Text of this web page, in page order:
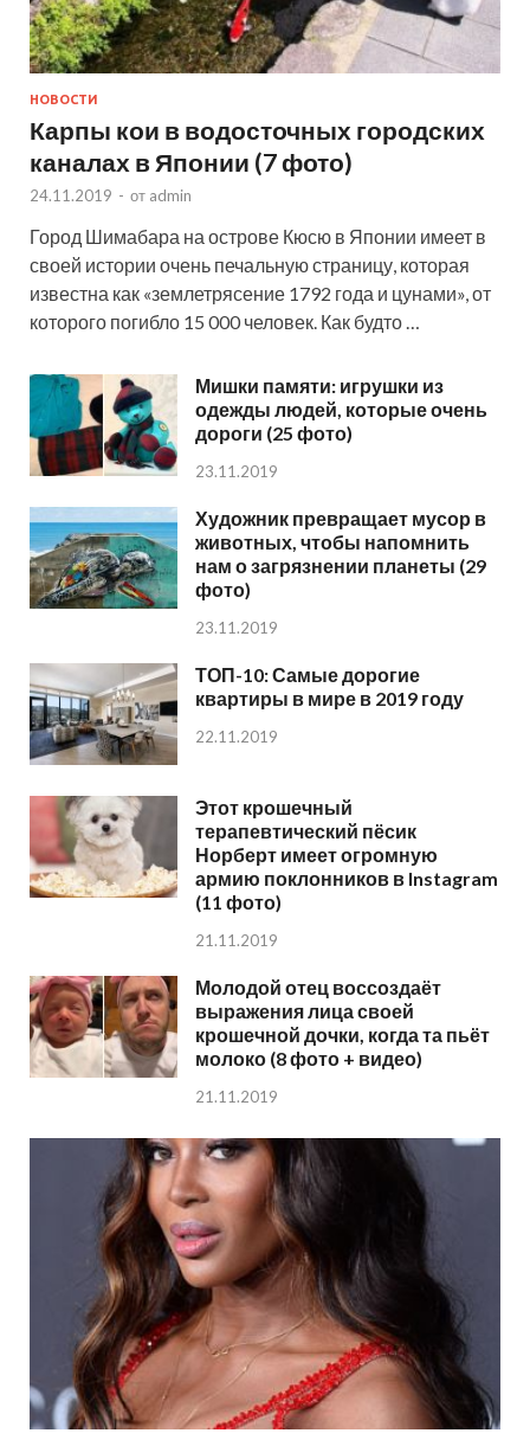
НОВОСТИ
Карпы кои в водосточных городских
каналах в Японии (7 фото)
24.11.2019 - от admin
Город Шимабара на острове Кюсю в Японии имеет в
своей истории очень печальную страницу, которая
известна как «землетрясение 1792 года и цунами», от
которого погибло 15 000 человек. Как будто …
Мишки памяти: игрушки из
одежды людей, которые очень
дороги (25 фото)
23.11.2019
Художник превращает мусор в
животных, чтобы напомнить
нам о загрязнении планеты (29
фото)
23.11.2019
ТОП-10: Самые дорогие
квартиры в мире в 2019 году
22.11.2019
Этот крошечный
терапевтический пёсик
Норберт имеет огромную
армию поклонников в Instagram
(11 фото)
21.11.2019
Молодой отец воссоздаёт
выражения лица своей
крошечной дочки, когда та пьёт
молоко (8 фото + видео)
21.11.2019